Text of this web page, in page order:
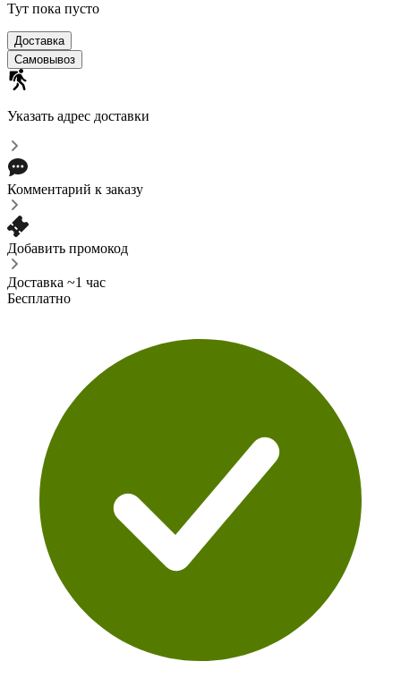
Тут пока пусто
Доставка
Самовывоз
Указать адрес доставки
Комментарий к заказу
Добавить промокод
Доставка ~1 час
Бесплатно